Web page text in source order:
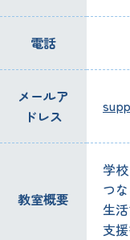
電話
メールア
ドレス
教室概要
学校
つ
生活
支援